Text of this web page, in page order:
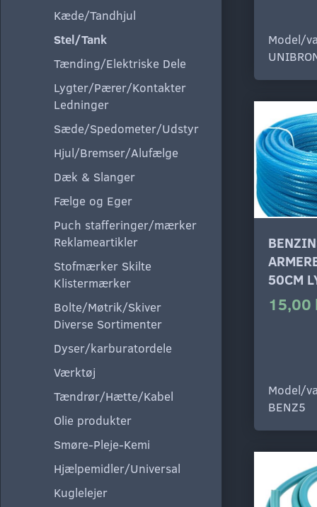
Kæde/Tandhjul
Stel/Tank
Tænding/Elektriske Dele
Lygter/Pærer/Kontakter
Ledninger
Sæde/Spedometer/Udstyr
Hjul/Bremser/Alufælge
Dæk & Slanger
Fælge og Eger
Puch stafferinger/mærker
Reklameartikler
Stofmærker Skilte
Klistermærker
Bolte/Møtrik/Skiver
Diverse Sortimenter
Dyser/karburatordele
Værktøj
Tændrør/Hætte/Kabel
Olie produkter
Smøre-Pleje-Kemi
Hjælpemidler/Universal
Kuglelejer
Model/
50CM
15,00
Model/
BENZ5